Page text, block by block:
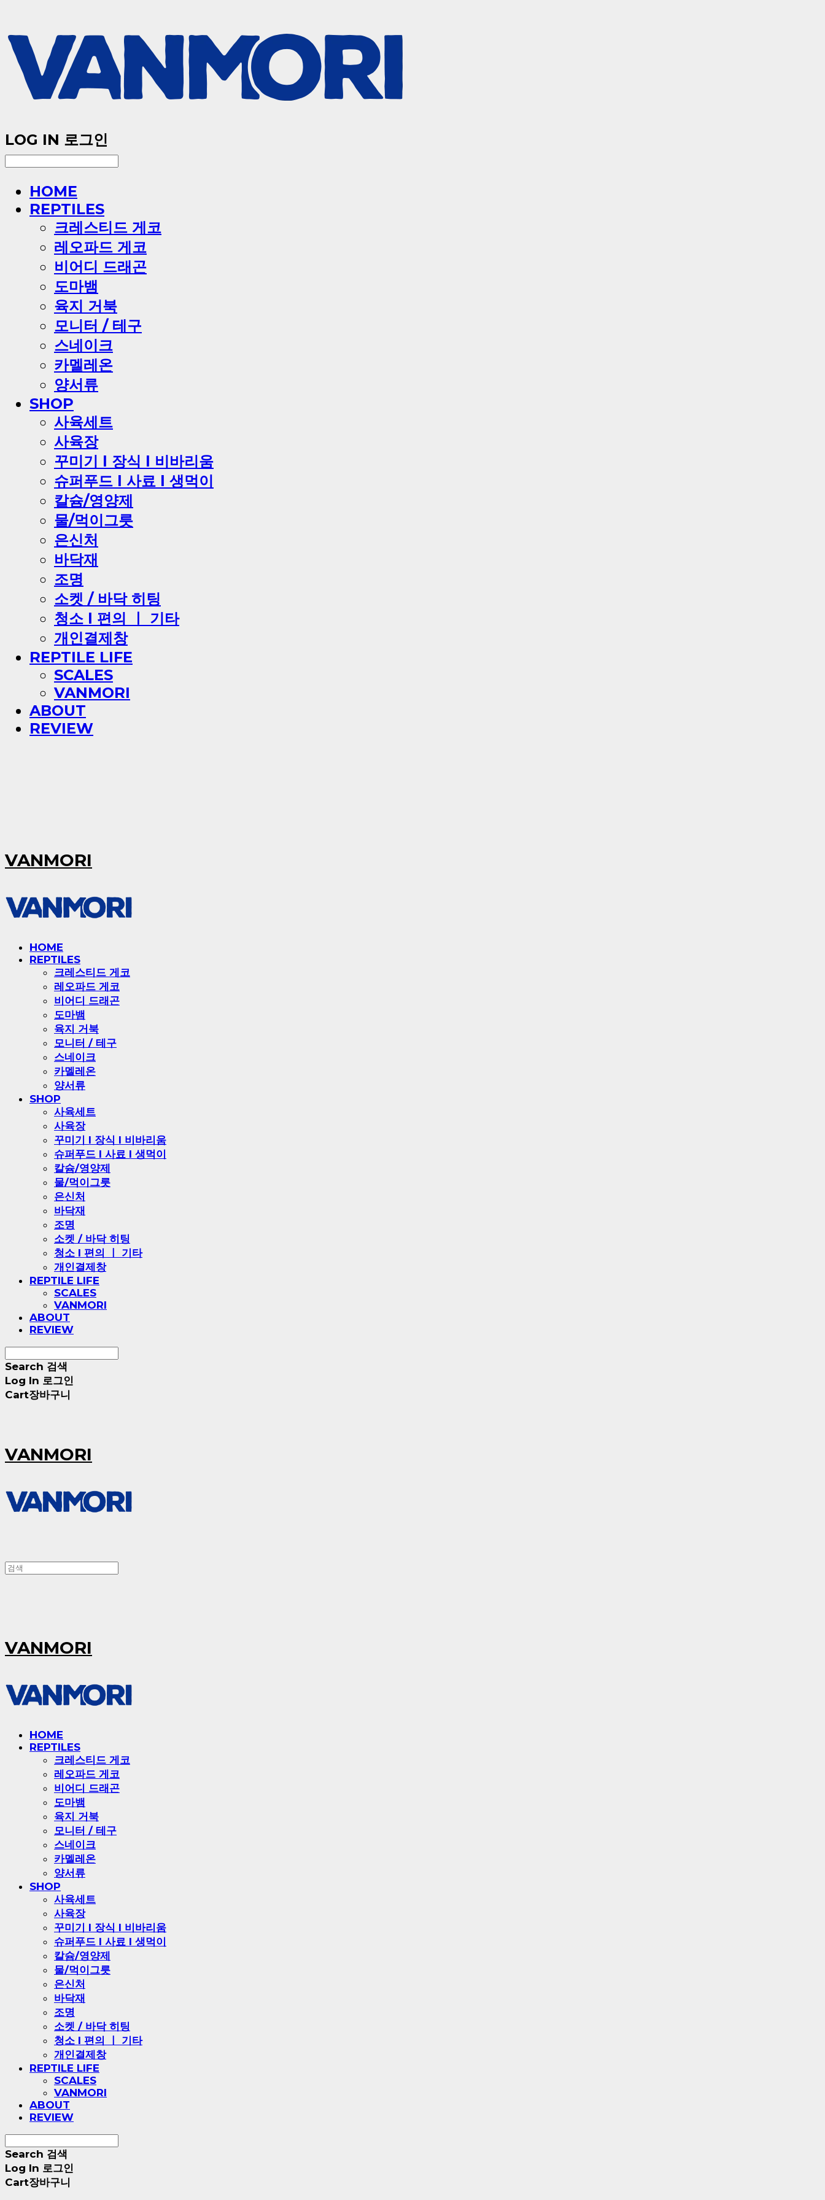
LOG IN 로그인
HOME
REPTILES
크레스티드 게코
레오파드 게코
비어디 드래곤
도마뱀
육지 거북
모니터 / 테구
스네이크
카멜레온
양서류
SHOP
사육세트
사육장
꾸미기 l 장식 l 비바리움
슈퍼푸드 l 사료 l 생먹이
칼슘/영양제
물/먹이그릇
은신처
바닥재
조명
소켓 / 바닥 히팅
청소 l 편의 ㅣ 기타
개인결제창
REPTILE LIFE
SCALES
VANMORI
ABOUT
REVIEW
VANMORI
HOME
REPTILES
크레스티드 게코
레오파드 게코
비어디 드래곤
도마뱀
육지 거북
모니터 / 테구
스네이크
카멜레온
양서류
SHOP
사육세트
사육장
꾸미기 l 장식 l 비바리움
슈퍼푸드 l 사료 l 생먹이
칼슘/영양제
물/먹이그릇
은신처
바닥재
조명
소켓 / 바닥 히팅
청소 l 편의 ㅣ 기타
개인결제창
REPTILE LIFE
SCALES
VANMORI
ABOUT
REVIEW
Search 검색
Log In 로그인
Cart장바구니
VANMORI
VANMORI
HOME
REPTILES
크레스티드 게코
레오파드 게코
비어디 드래곤
도마뱀
육지 거북
모니터 / 테구
스네이크
카멜레온
양서류
SHOP
사육세트
사육장
꾸미기 l 장식 l 비바리움
슈퍼푸드 l 사료 l 생먹이
칼슘/영양제
물/먹이그릇
은신처
바닥재
조명
소켓 / 바닥 히팅
청소 l 편의 ㅣ 기타
개인결제창
REPTILE LIFE
SCALES
VANMORI
ABOUT
REVIEW
Search 검색
Log In 로그인
Cart장바구니